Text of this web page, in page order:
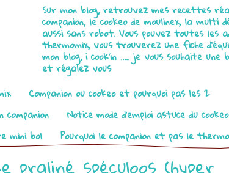
Sur mon blog, retrouvez mes recettes
companion, le cookeo de moulinex, la multi
aussi sans robot. Vous pouvez toutes les
thermomix, vous trouverez une fiche
mon blog, i cook'in ..... je vous souhaite une
et régalez vous
Companion ou cookeo et pourquoi pas les 2
companion
Notice mode d’emploi astuce du
mini bol Pourquoi le companion et pas le